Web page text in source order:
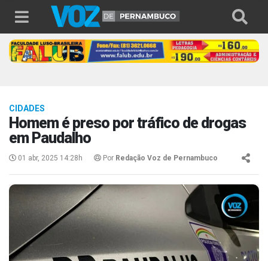
CIDADES
Homem é preso por tráfico de drogas
em Paudalho
01 abr, 2025 14:28h Por Redação Voz de Pernambuco